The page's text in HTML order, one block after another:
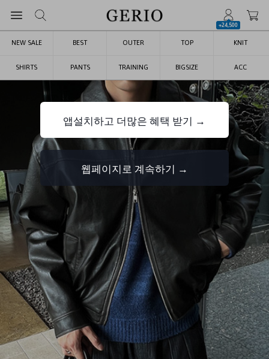
+24,500
NEW SALE BEST OUTER TOP KNIT
SHIRTS PANTS TRAINING BIGSIZE ACC
앱설치하고 더많은 혜택 받기 →
웹페이지로 계속하기 →